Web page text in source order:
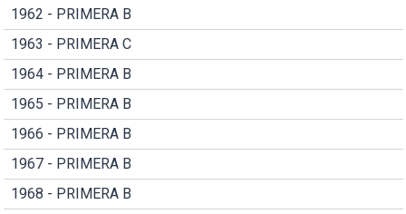
1962 - PRIMERA B
1963 - PRIMERA C
1964 - PRIMERA B
1965 - PRIMERA B
1966 - PRIMERA B
1967 - PRIMERA B
1968 - PRIMERA B